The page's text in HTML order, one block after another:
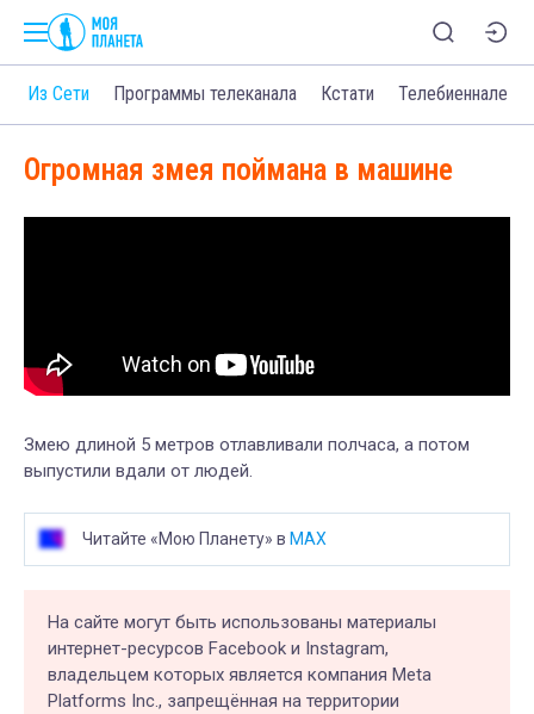
Из Сети Программы телеканала Кстати Телебиеннале
Огромная змея поймана в машине
Змею длиной 5 метров отлавливали полчаса, а потом
выпустили вдали от людей.
Читайте «Мою Планету» в MAX
На сайте могут быть использованы материалы
интернет-ресурсов Facebook и Instagram,
владельцем которых является компания Meta
Platforms Inc., запрещённая на территории